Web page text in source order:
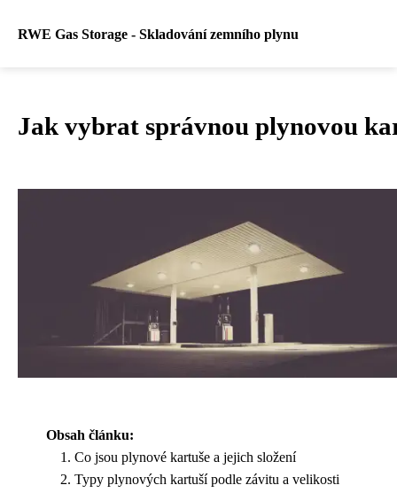
RWE Gas Storage - Skladování zemního plynu
Jak vybrat správnou plynovou
Obsah článku:
Co jsou plynové kartuše a jejich složení
Typy plynových kartuší podle závitu a velikosti